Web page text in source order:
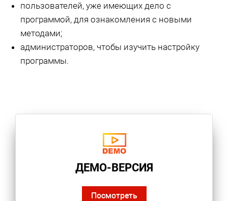
пользователей, уже имеющих дело с
программой, для ознакомления с новыми
методами;
администраторов, чтобы изучить настройку
программы.
ДЕМО-ВЕРСИЯ
Посмотреть